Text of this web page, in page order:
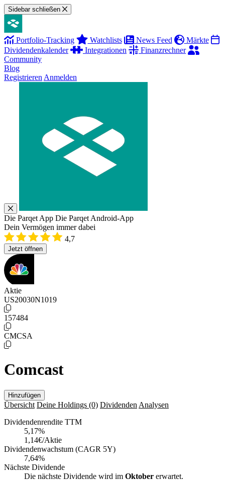
Sidebar schließen
Portfolio-Tracking Watchlists News Feed
Märkte
Dividendenkalender
Integrationen
Finanzrechner
Community
Blog
Registrieren Anmelden
Die Parqet App Die Parqet Android-App
Dein Vermögen immer dabei
4,7
Jetzt öffnen
Aktie
US20030N1019
157484
CMCSA
Comcast
Hinzufügen
Übersicht Deine Holdings (0) Dividenden Analysen
Dividendenrendite TTM
5,17%
1,14€/Aktie
Dividendenwachstum (CAGR 5Y)
7,64%
Nächste Dividende
Die nächste Dividende wird im Oktober erwartet.